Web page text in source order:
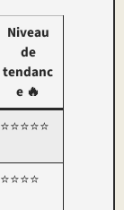
Niveau
de
tendanc
e 🔥
⭐⭐⭐⭐⭐
⭐⭐⭐⭐